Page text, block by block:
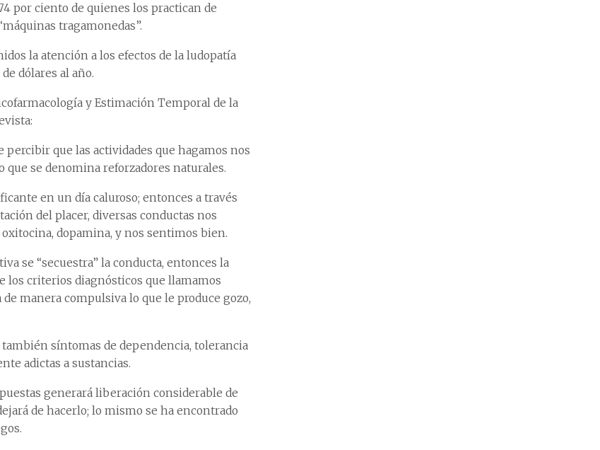
por ciento de quienes los practican de
tragamonedas”.
la atención a los efectos de la ludopatía
dólares al año.
y Estimación Temporal de la
que las actividades que hagamos nos
se denomina reforzadores naturales.
en un día caluroso; entonces a través
del placer, diversas conductas nos
dopamina, y nos sentimos bien.
se “secuestra” la conducta, entonces la
los criterios diagnósticos que llamamos
manera compulsiva lo que le produce gozo,
síntomas de dependencia, tolerancia
adictas a sustancias.
generará liberación considerable de
de hacerlo; lo mismo se ha encontrado